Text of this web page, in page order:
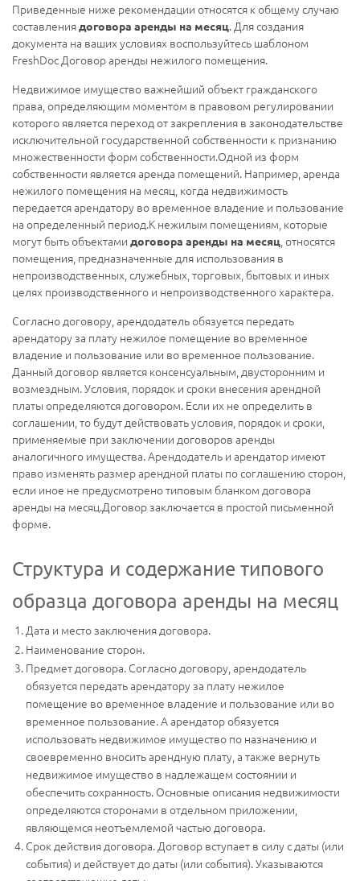
Приведенные ниже рекомендации относятся к общему случаю
составлениядоговора аренды на месяц. Для создания
документа на ваших условиях воспользуйтесь шаблоном
FreshDoc Договор аренды нежилого помещения.
Недвижимое имущество важнейший объект гражданского
права, определяющим моментом в правовом регулировании
которого является переход от закрепления в законодательстве
исключительной государственной собственности к признанию
множественности форм собственности.Одной из форм
собственности является аренда помещений. Например, аренда
нежилого помещения на месяц, когда недвижимость
передается арендатору во временное владение и пользование
на определенный период.К нежилым помещениям, которые
могут быть объектами договора аренды на месяц, относятся
помещения, предназначенные для использования в
непроизводственных, служебных, торговых, бытовых и иных
целях производственного и непроизводственного характера.
Согласно договору, арендодатель обязуется передать
арендатору за плату нежилое помещение во временное
владение и пользование или во временное пользование.
Данный договор является консенсуальным, двусторонним и
возмездным. Условия, порядок и сроки внесения арендной
платы определяются договором. Если их не определить в
соглашении, то будут действовать условия, порядок и сроки,
применяемые при заключении договоров аренды
аналогичного имущества. Арендодатель и арендатор имеют
право изменять размер арендной платы по соглашению сторон,
если иное не предусмотрено типовым бланком договора
аренды на месяц.Договор заключается в простой письменной
форме.
Структура и содержание типового
образца договора аренды на месяц
Дата и место заключения договора.
Наименование сторон.
Предмет договора. Согласно договору, арендодатель
обязуется передать арендатору за плату нежилое
помещение во временное владение и пользование или во
временное пользование. А арендатор обязуется
использовать недвижимое имущество по назначению и
своевременно вносить арендную плату, а также вернуть
недвижимое имущество в надлежащем состоянии и
обеспечить сохранность. Основные описания недвижимости
определяются сторонами в отдельном приложении,
являющемся неотъемлемой частью договора.
Срок действия договора. Договор вступает в силу с даты (или
события) и действует до даты (или события). Указываются